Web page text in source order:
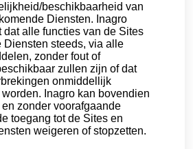
beschikbaarheid van
Diensten. Inagro
dat alle functies van de Sites
Diensten steeds, via alle
zonder fout of
zullen zijn of dat
onmiddellijk
Inagro kan bovendien
zonder voorafgaande
toegang tot de Sites en
weigeren of stopzetten.